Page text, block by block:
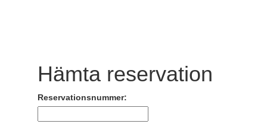
Hämta reservation
Reservationsnummer: